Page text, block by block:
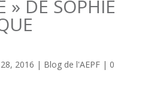
» DE SOPHIE
2016 | Blog de l'AEPF| 0